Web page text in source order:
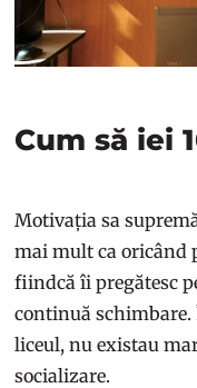
Cum să iei
Motivația sa
mai mult ca oricând
fiindcă îi pregătesc
continuă schimbare.
liceul, nu existau
socializare.